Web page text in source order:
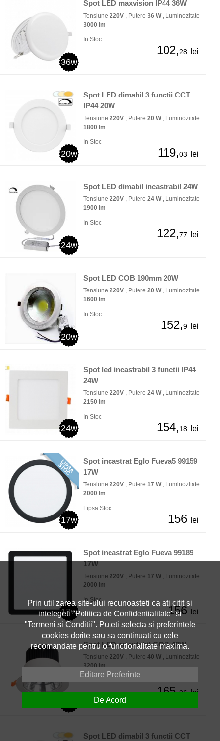
36w
Spot LED maxvision IP44 36W
Tensiune 220V , Putere 36 W, Luminozitate
3000 lm
In Stoc
102,28 lei
20w
Spot LED dimabil 3 functii CCT
IP44 20W
Tensiune 220V , Putere 20 W, Luminozitate
1800 lm
In Stoc
119,03 lei
24w
Spot LED dimabil incastrabil 24W
Tensiune 220V , Putere 24 W, Luminozitate
1900 lm
In Stoc
122,77 lei
20w
Spot LED COB 190mm 20W
Tensiune 220V , Putere 20 W, Luminozitate
1600 lm
In Stoc
152,9 lei
24w
Spot led incastrabil 3 functii IP44
24W
Tensiune 220V , Putere 24 W, Luminozitate
2150 lm
In Stoc
154,18 lei
17w
Spot incastrat Eglo Fueva5 99159
17W
Tensiune 220V , Putere 17 W, Luminozitate
2000 lm
Lipsa Stoc
156 lei
17w
Spot incastrat Eglo Fueva 99189
17W
Tensiune 220V , Putere 17 W , Luminozitate
2000 lm
In Stoc
156 lei
Spot LED orientabil COB 40W
Tensiune 220V , Putere 40 W , Luminozitate
3200 lm
165,36 lei
Spot LED dimabil 3 functii CCT
Prin utilizarea site-ului recunoasteti ca ati citit si
intelegeti "Politica de Confidentialitate" si
"Termeni si Conditii". Puteti selecta si preferintele
cookies dorite sau sa continuati cu cele
recomandate pentru o functionalitate maxima.
Editare Preferinte
De Acord